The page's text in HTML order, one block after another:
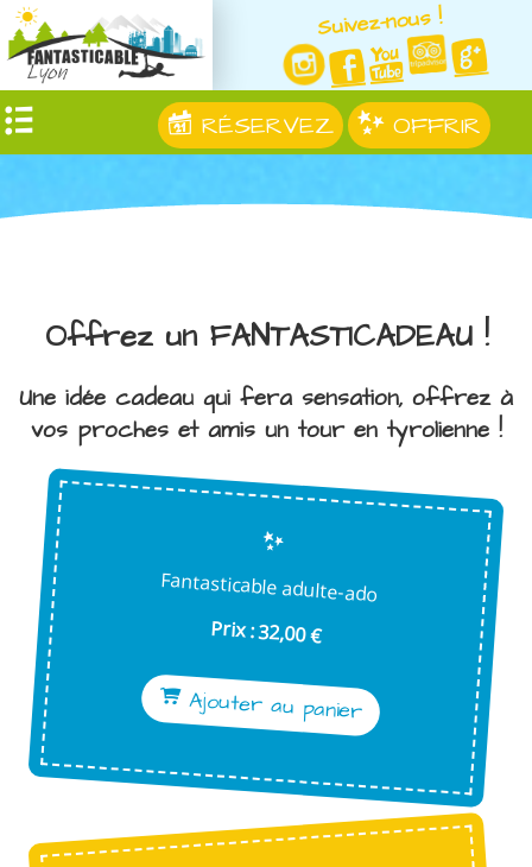
Suivez-nous !
RÉSERVEZ OFFRIR
Offrez un FANTASTICADEAU !
Une idée cadeau qui fera sensation, offrez à
vos proches et amis un tour en tyrolienne !
Fantasticable adulte-ado
Prix : 32,00 €
Ajouter au panier